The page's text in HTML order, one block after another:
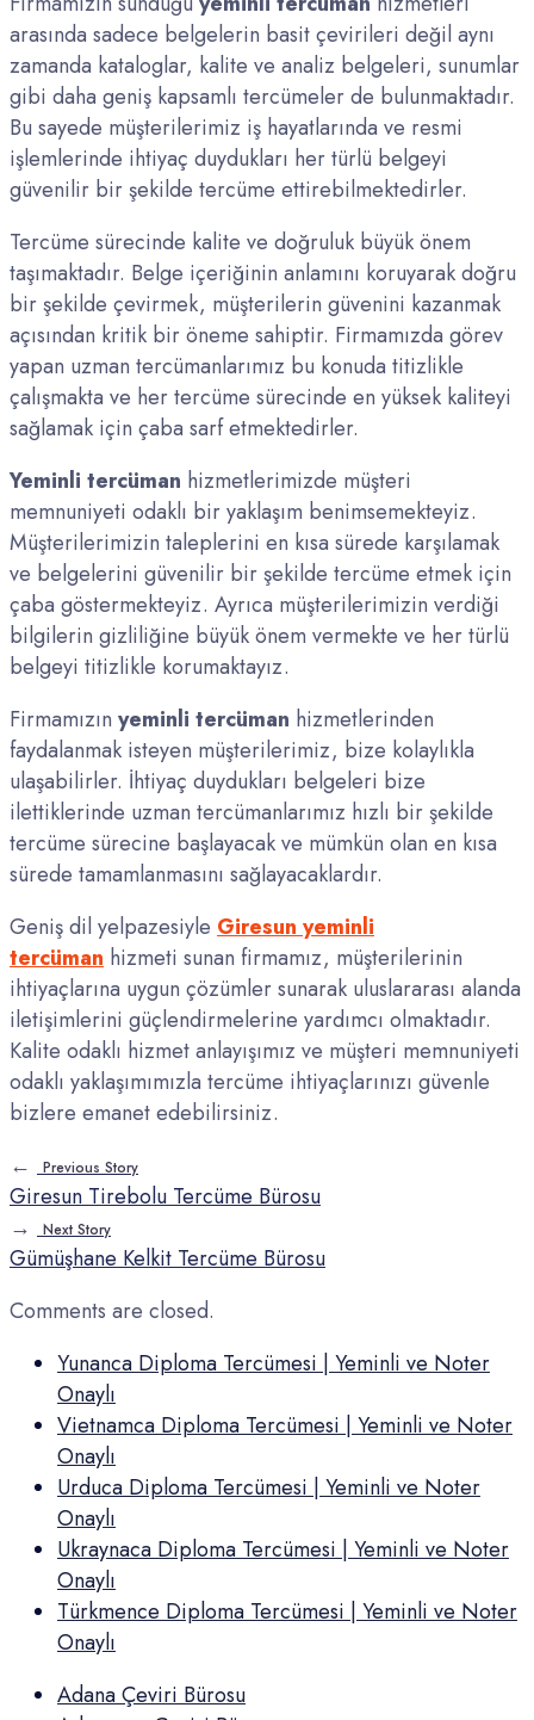
arasında sadece belgelerin basit çevirileri değil aynı
zamanda kataloglar, kalite ve analiz belgeleri, sunumlar
gibi daha geniş kapsamlı tercümeler de bulunmaktadır.
Bu sayede müşterilerimiz iş hayatlarında ve resmi
işlemlerinde ihtiyaç duydukları her türlü belgeyi
güvenilir bir şekilde tercüme ettirebilmektedirler.
Tercüme sürecinde kalite ve doğruluk büyük önem
taşımaktadır. Belge içeriğinin anlamını koruyarak doğru
bir şekilde çevirmek, müşterilerin güvenini kazanmak
açısından kritik bir öneme sahiptir. Firmamızda görev
yapan uzman tercümanlarımız bu konuda titizlikle
çalışmakta ve her tercüme sürecinde en yüksek kaliteyi
sağlamak için çaba sarf etmektedirler.
Yeminli tercüman hizmetlerimizde müşteri
memnuniyeti odaklı bir yaklaşım benimsemekteyiz.
Müşterilerimizin taleplerini en kısa sürede karşılamak
ve belgelerini güvenilir bir şekilde tercüme etmek için
çaba göstermekteyiz. Ayrıca müşterilerimizin verdiği
bilgilerin gizliliğine büyük önem vermekte ve her türlü
belgeyi titizlikle korumaktayız.
Firmamızın yeminli tercüman hizmetlerinden
faydalanmak isteyen müşterilerimiz, bize kolaylıkla
ulaşabilirler. İhtiyaç duydukları belgeleri bize
ilettiklerinde uzman tercümanlarımız hızlı bir şekilde
tercüme sürecine başlayacak ve mümkün olan en kısa
sürede tamamlanmasını sağlayacaklardır.
Geniş dil yelpazesiyle Giresun yeminli
tercüman hizmeti sunan firmamız, müşterilerinin
ihtiyaçlarına uygun çözümler sunarak uluslararası alanda
iletişimlerini güçlendirmelerine yardımcı olmaktadır.
Kalite odaklı hizmet anlayışımız ve müşteri memnuniyeti
odaklı yaklaşımımızla tercüme ihtiyaçlarınızı güvenle
bizlere emanet edebilirsiniz.
←
Previous Story
Giresun Tirebolu Tercüme Bürosu
→
Next Story
Gümüşhane Kelkit Tercüme Bürosu
Comments are closed.
Yunanca Diploma Tercümesi | Yeminli ve Noter
Onaylı
Vietnamca Diploma Tercümesi | Yeminli ve Noter
Onaylı
Urduca Diploma Tercümesi | Yeminli ve Noter
Onaylı
Ukraynaca Diploma Tercümesi | Yeminli ve Noter
Onaylı
Türkmence Diploma Tercümesi | Yeminli ve Noter
Onaylı
Adana Çeviri Bürosu